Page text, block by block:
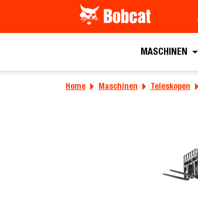
MASCHINEN
Home Maschinen Teleskopen